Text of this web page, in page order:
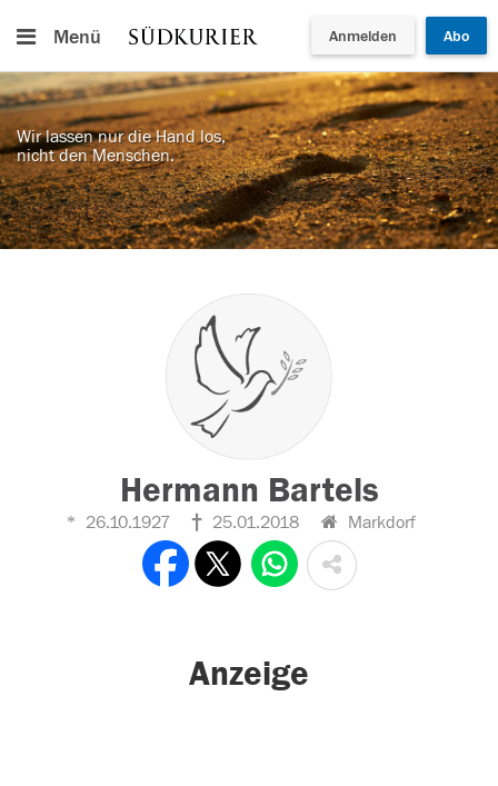
Menü Anmelden Abo
Wir lassen nur die Hand los,
nicht den Menschen.
Hermann Bartels
26.10.1927 25.01.2018 Markdorf
Anzeige